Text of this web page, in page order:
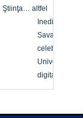
Ştiinţa… altfel
Inedit
Savanți
celebri
Univers
digital